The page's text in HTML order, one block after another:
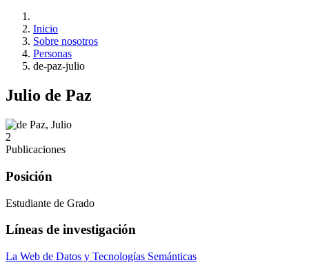
Inicio
Sobre nosotros
Personas
de-paz-julio
Julio de Paz
2
Publicaciones
Posición
Estudiante de Grado
Líneas de investigación
La Web de Datos y Tecnologías Semánticas